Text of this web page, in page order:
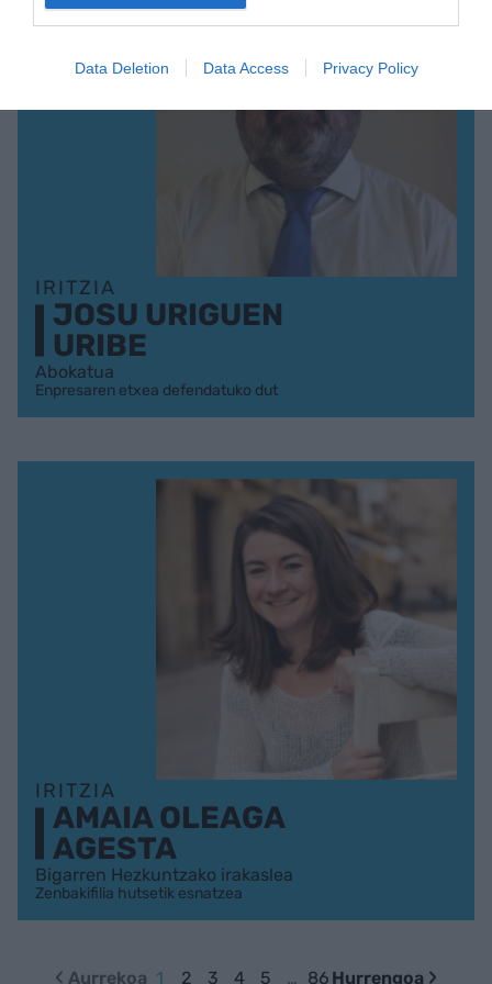
Data Deletion Data Access Privacy Policy
IRITZIA
JOSU URIGUEN
URIBE
Abokatua
Enpresaren etxea defendatuko dut
IRITZIA
AMAIA OLEAGA
AGESTA
Bigarren Hezkuntzako irakaslea
Zenbakifilia hutsetik esnatzea
Aurrekoa 1 2 3 4 5 … 86 Hurrengoa